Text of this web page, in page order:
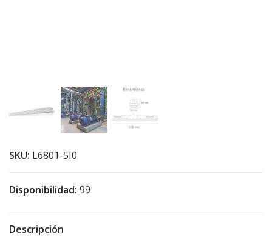
SKU: L6801-5I0
Disponibilidad: 99
Descripción